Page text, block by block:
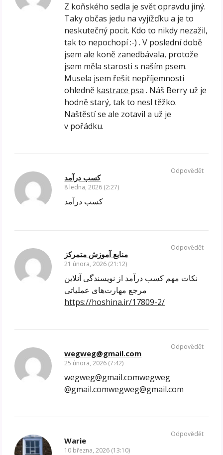
Z koňského sedla je svět opravdu jiný.
Taky občas jedu na vyjížďku a je to
neskutečný pocit. Kdo to nikdy nezažil,
tak to nepochopí :-) . V poslední době
jsem ale koně zanedbávala, protože
jsem měla starosti s naším psem.
Musela jsem řešit nepříjemnosti
ohledně kastrace psa . Náš Berry už je
hodně starý, tak to nesl těžko.
Naštěstí se ale zotavil a už je
v pořádku.
کسب درآمد
8 ledna, 2026 (2:27)
کسب درآمد
Odpovědět
منابع آموزش متمرکز
21 února, 2026 (21:12)
نکات مهم کسب درآمد از نویسندگی آنلاین
مرجع مهارت‌های عملیاتی
https://hoshina.ir/17809-2/
Odpovědět
wegweg@gmail.com
25 února, 2026 (7:42)
wegweg@gmail.comwegweg
@gmail.comwegweg@gmail.com
Odpovědět
Warie
10 března, 2026 (13:10)
Odpovědět